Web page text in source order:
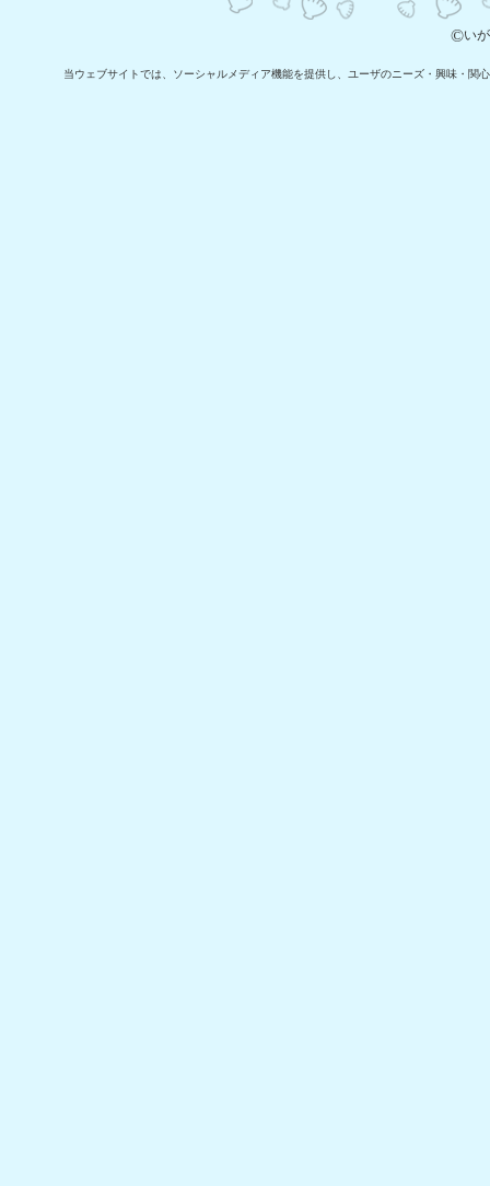
©い
当ウェブサイトでは、ソーシャルメディア機能を提供し、ユーザのニーズ・興味・